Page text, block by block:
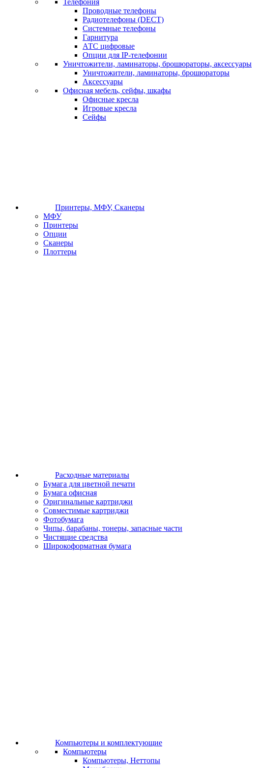
Телефония
Проводные телефоны
Радиотелефоны (DECT)
Системные телефоны
Гарнитура
АТС цифровые
Опции для IP-телефонии
Уничтожители, ламинаторы, брошюраторы, аксессуары
Уничтожители, ламинаторы, брошюраторы
Аксессуары
Офисная мебель, сейфы, шкафы
Офисные кресла
Игровые кресла
Сейфы
Принтеры, МФУ, Сканеры
МФУ
Принтеры
Опции
Сканеры
Плоттеры
Расходные материалы
Бумага для цветной печати
Бумага офисная
Оригинальные картриджи
Совместимые картриджи
Фотобумага
Чипы, барабаны, тонеры, запасные части
Чистящие средства
Широкоформатная бумага
Компьютеры и комплектующие
Компьютеры
Компьютеры, Неттопы